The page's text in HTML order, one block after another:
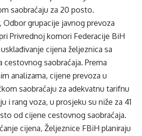
saobraćaju za 20 posto.
Odbor grupacije javnog prevoza
Privrednoj komori Federacije BiH
cijena željeznica sa
cestovnog saobraćaja. Prema
analizama, cijene prevoza u
saobraćaju za adekvatnu tarifnu
i rang voza, u prosjeku su niže za 41
od cijene cestovnog saobraćaja.
cijena, Željeznice FBiH planiraju